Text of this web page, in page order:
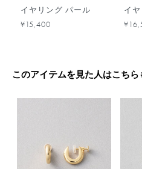
イヤリング パール
¥15,400
イ
このアイテムを見た人はこち